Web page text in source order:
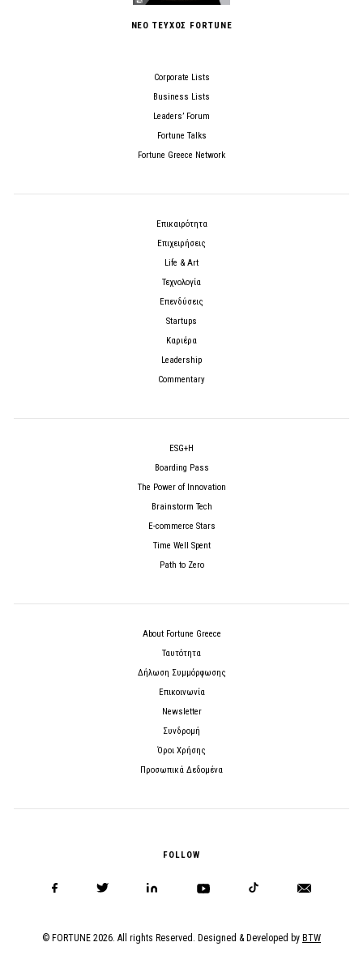
ΝΕΟ ΤΕΥΧΟΣ FORTUNE
Corporate Lists
Business Lists
Leaders’ Forum
Fortune Talks
Fortune Greece Network
Επικαιρότητα
Επιχειρήσεις
Life & Art
Τεχνολογία
Επενδύσεις
Startups
Καριέρα
Leadership
Commentary
ESG+H
Boarding Pass
The Power of Innovation
Brainstorm Tech
E-commerce Stars
Time Well Spent
Path to Zero
About Fortune Greece
Ταυτότητα
Δήλωση Συμμόρφωσης
Επικοινωνία
Newsletter
Συνδρομή
Όροι Χρήσης
Προσωπικά Δεδομένα
FOLLOW
© FORTUNE 2026. All rights Reserved. Designed & Developed by BTW